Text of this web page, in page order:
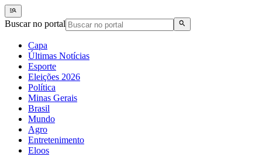
Buscar no portal
Capa
Últimas Notícias
Esporte
Eleições 2026
Política
Minas Gerais
Brasil
Mundo
Agro
Entretenimento
Eloos